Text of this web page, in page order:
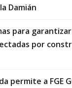
Damián
para
por
permite a FGE